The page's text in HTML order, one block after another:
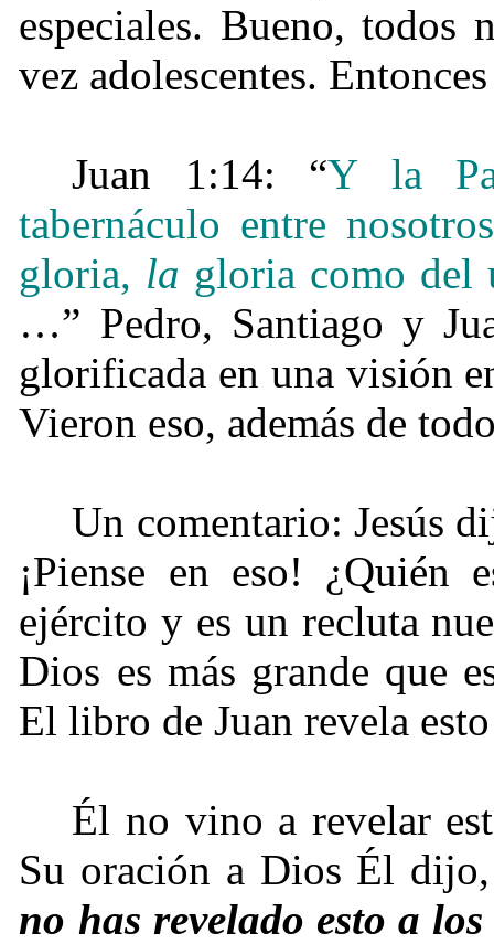
especiales. Bueno, todos
vez adolescentes.
Juan 1:14: “Y la
tabernáculo entre
gloria, la gloria como del
…” Pedro, Santiago y
glorificada en una visión
Vieron eso, además de
Un comentario: Jesús
¡Piense en eso! ¿Quién
ejército y es un recluta
Dios es más grande que
El libro de Juan revela
Él no vino a revelar
Su oración a Dios Él
no has revelado esto a